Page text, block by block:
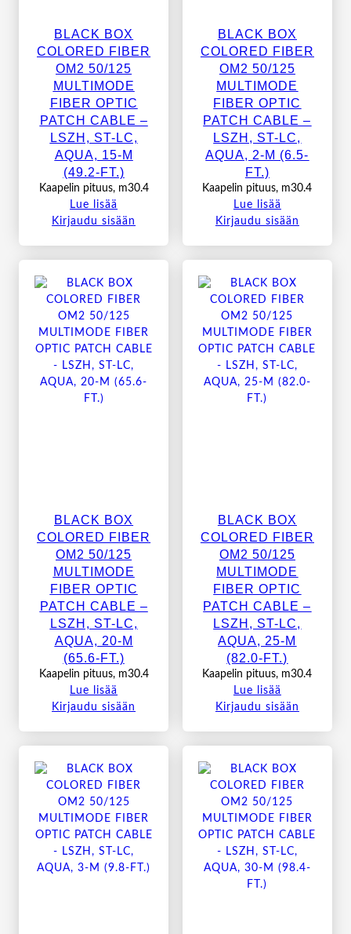
BLACK BOX
COLORED FIBER
OM2 50/125
MULTIMODE
FIBER OPTIC
PATCH CABLE –
LSZH, ST-LC,
AQUA, 15-M
(49.2-FT.)
Kaapelin pituus, m30.4
Lue lisää
Kirjaudu sisään
BLACK BOX
COLORED FIBER
OM2 50/125
MULTIMODE
FIBER OPTIC
PATCH CABLE –
LSZH, ST-LC,
AQUA, 2-M (6.5-
FT.)
Kaapelin pituus, m30.4
Lue lisää
Kirjaudu sisään
BLACK BOX
COLORED FIBER
OM2 50/125
MULTIMODE
FIBER OPTIC
PATCH CABLE –
LSZH, ST-LC,
AQUA, 20-M
(65.6-FT.)
Kaapelin pituus, m30.4
Lue lisää
Kirjaudu sisään
BLACK BOX
COLORED FIBER
OM2 50/125
MULTIMODE
FIBER OPTIC
PATCH CABLE –
LSZH, ST-LC,
AQUA, 25-M
(82.0-FT.)
Kaapelin pituus, m30.4
Lue lisää
Kirjaudu sisään